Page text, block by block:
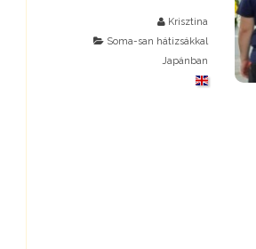
Krisztina
Soma-san hátizsákkal
Japánban